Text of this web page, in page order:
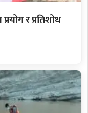
र प्रतिशोध